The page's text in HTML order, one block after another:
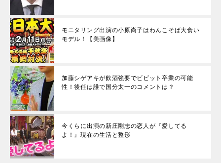
モニタリング出演の小原尚子はわんこそば大食い
モデル！【美画像】
加藤シゲアキが飲酒強要でビビット卒業の可能
性！後任は誰で国分太一のコメントは？
今くらに出演の新庄剛志の恋人が『愛してる
よ！』現在の生活と整形